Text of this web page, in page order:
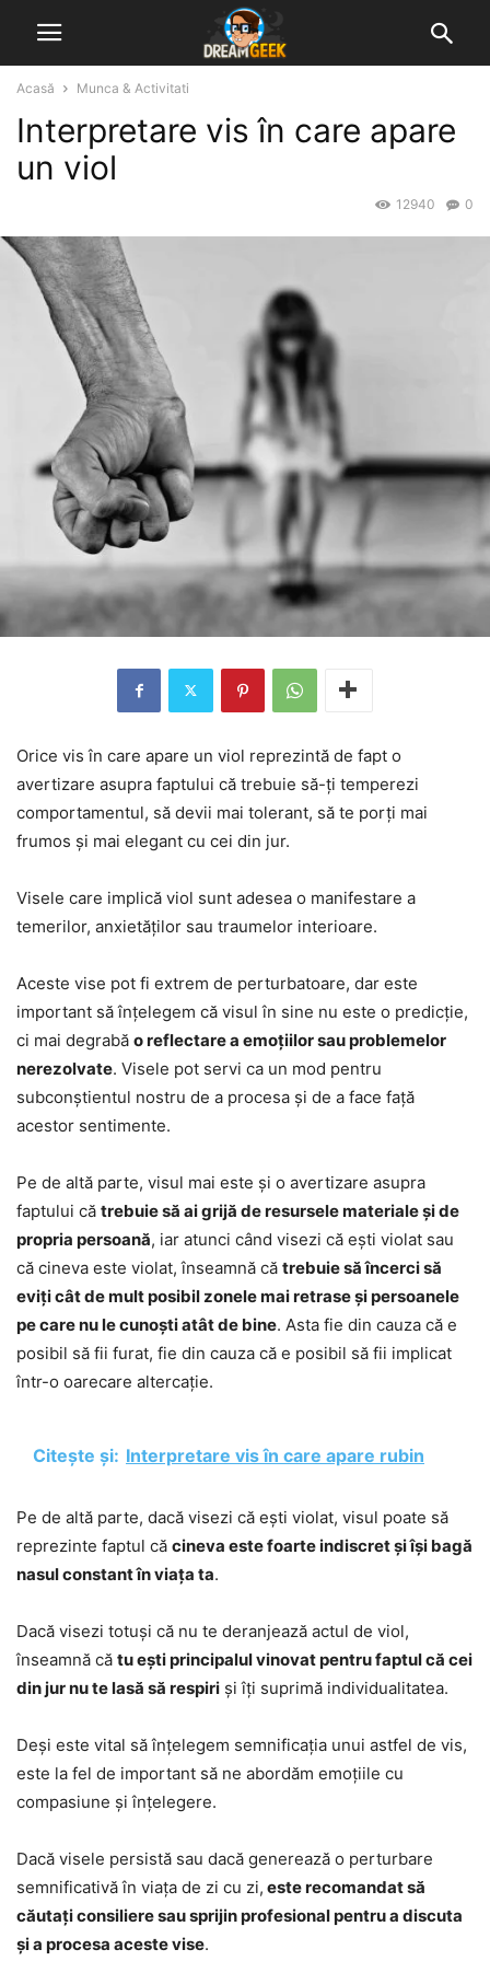
Acasă Munca & Activitati
Interpretare vis în care apare
un viol
0
12940
Orice vis în care apare un viol reprezintă de fapt o
avertizare asupra faptului că trebuie să-ți temperezi
comportamentul, să devii mai tolerant, să te porți mai
frumos și mai elegant cu cei din jur.
Visele care implică viol sunt adesea o manifestare a
temerilor, anxietăților sau traumelor interioare.
Aceste vise pot fi extrem de perturbatoare, dar este
important să înțelegem că visul în sine nu este o predicție,
ci mai degrabă o reflectare a emoțiilor sau problemelor
nerezolvate. Visele pot servi ca un mod pentru
subconștientul nostru de a procesa și de a face față
acestor sentimente.
Pe de altă parte, visul mai este și o avertizare asupra
faptului că trebuie să ai grijă de resursele materiale și de
propria persoană, iar atunci când visezi că ești violat sau
că cineva este violat, înseamnă că trebuie să încerci să
eviți cât de mult posibil zonele mai retrase și persoanele
pe care nu le cunoști atât de bine. Asta fie din cauza că e
posibil să fii furat, fie din cauza că e posibil să fii implicat
într-o oarecare altercație.
Citește și: Interpretare vis în care apare rubin
Pe de altă parte, dacă visezi că ești violat, visul poate să
reprezinte faptul că cineva este foarte indiscret și își bagă
nasul constant în viața ta.
Dacă visezi totuși că nu te deranjează actul de viol,
înseamnă că tu ești principalul vinovat pentru faptul că cei
din jur nu te lasă să respiri și îți suprimă individualitatea.
Deși este vital să înțelegem semnificația unui astfel de vis,
este la fel de important să ne abordăm emoțiile cu
compasiune și înțelegere.
Dacă visele persistă sau dacă generează o perturbare
semnificativă în viața de zi cu zi, este recomandat să
căutați consiliere sau sprijin profesional pentru a discuta
și a procesa aceste vise.